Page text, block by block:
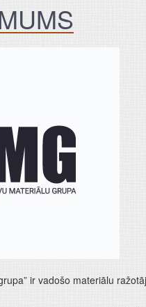
ir vadošo materiālu